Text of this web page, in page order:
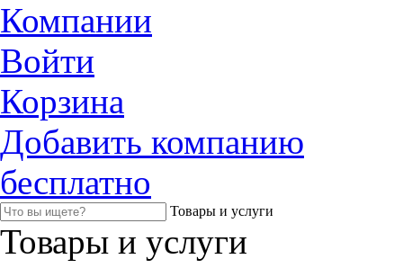
Компании
Войти
Корзина
Добавить компанию
бесплатно
Товары и услуги
Товары и услуги